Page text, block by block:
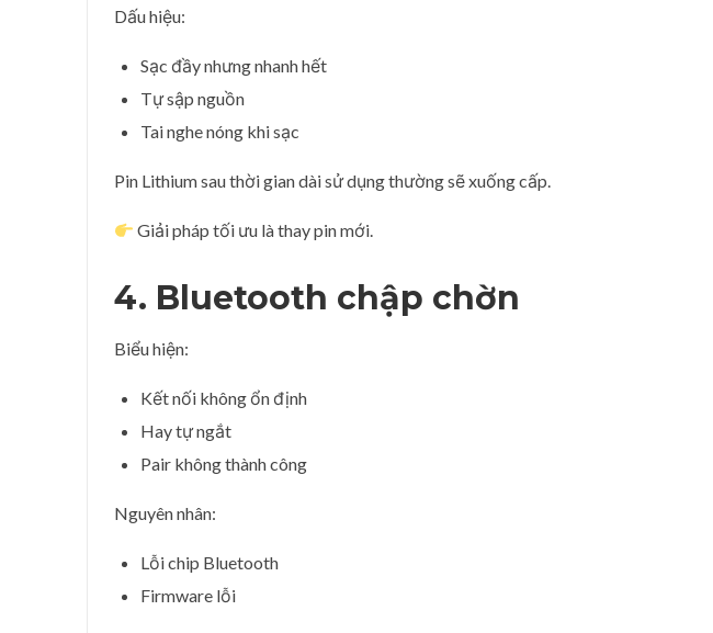
Dấu hiệu:
Sạc đầy nhưng nhanh hết
Tự sập nguồn
Tai nghe nóng khi sạc
Pin Lithium sau thời gian dài sử dụng thường sẽ xuống cấp.
Giải pháp tối ưu là thay pin mới.
4. Bluetooth chập chờn
Biểu hiện:
Kết nối không ổn định
Hay tự ngắt
Pair không thành công
Nguyên nhân:
Lỗi chip Bluetooth
Firmware lỗi